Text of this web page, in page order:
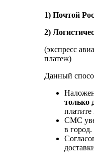
1) Почтой
2)
(экспресс
платеж)
Данный
только
СМС
в город.